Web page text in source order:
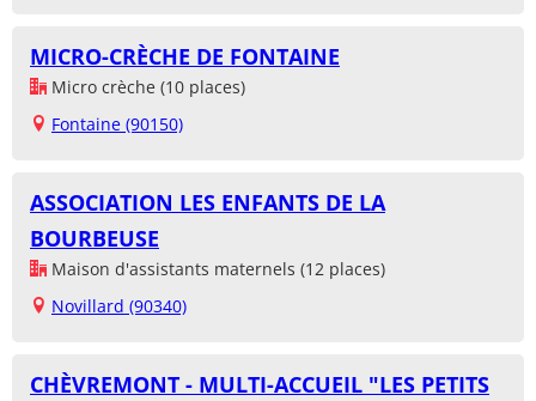
MICRO-CRÈCHE DE FONTAINE
Micro crèche (10 places)
Fontaine (90150)
ASSOCIATION LES ENFANTS DE LA
BOURBEUSE
Maison d'assistants maternels (12 places)
Novillard (90340)
CHÈVREMONT - MULTI-ACCUEIL "LES PETITS